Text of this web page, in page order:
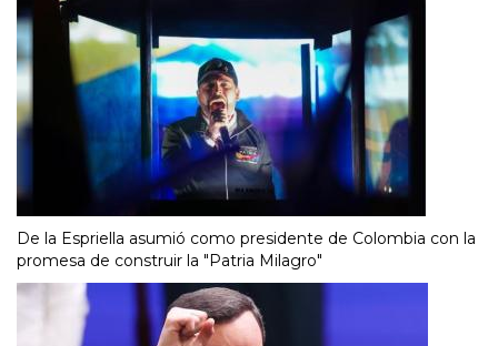
De la Espriella asumió como presidente de Colombia con la
promesa de construir la "Patria Milagro"